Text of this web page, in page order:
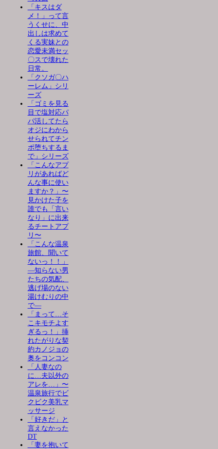
「キスはダ
メ！」って言
うくせに、中
出しは求めて
くる実妹との
恋愛未満セッ
〇スで壊れた
日常。
「クソガ〇ハ
ーレム」シリ
ーズ
「ゴミを見る
目で塩対応パ
パ活してたら
オジにわから
せられてチン
ポ堕ちするま
で」シリーズ
「こんなアプ
リがあればど
んな事に使い
ますか？」〜
見かけた子を
誰でも「言い
なり」に出来
るチートアプ
リ〜
「こんな温泉
旅館、聞いて
ないっ！！」
―知らない男
たちの気配、
逃げ場のない
湯けむりの中
で―
「まって…そ
こキモチよす
ぎるっ！」挿
れたがりな契
約カノジョの
奥をコンコン
「人妻なの
に…夫以外の
アレを…」〜
温泉旅行でビ
クビク美乳マ
ッサージ
「好きだ」と
言えなかった
DT
「妻を抱いて